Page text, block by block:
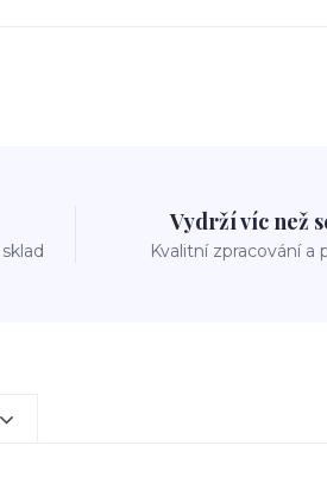
Vydrží víc než
Kvalitní zpracování a